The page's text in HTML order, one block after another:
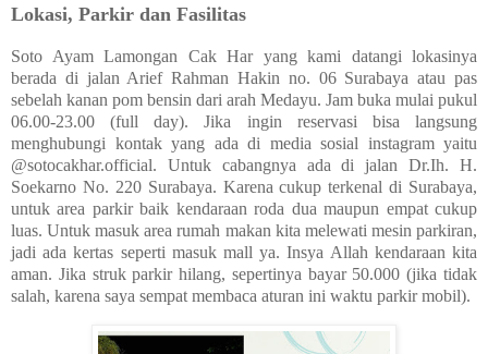
Lokasi, Parkir dan Fasilitas
Soto Ayam Lamongan Cak Har yang kami datangi lokasinya
berada di jalan Arief Rahman Hakin no. 06 Surabaya atau pas
sebelah kanan pom bensin dari arah Medayu. Jam buka mulai pukul
06.00-23.00 (full day). Jika ingin reservasi bisa langsung
menghubungi kontak yang ada di media sosial instagram yaitu
@sotocakhar.official. Untuk cabangnya ada di jalan Dr.Ih. H.
Soekarno No. 220 Surabaya. Karena cukup terkenal di Surabaya,
untuk area parkir baik kendaraan roda dua maupun empat cukup
luas. Untuk masuk area rumah makan kita melewati mesin parkiran,
jadi ada kertas seperti masuk mall ya. Insya Allah kendaraan kita
aman. Jika struk parkir hilang, sepertinya bayar 50.000 (jika tidak
salah, karena saya sempat membaca aturan ini waktu parkir mobil).